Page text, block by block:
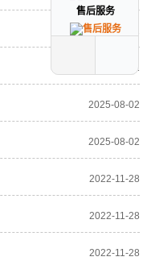
2025-08-02
2025-08-02
2025-08-02
2025-08-02
2022-11-28
2022-11-28
2022-11-28
售后服务
售后服务